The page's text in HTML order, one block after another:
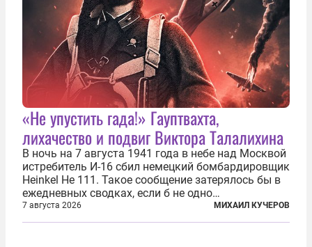
«Не упустить гада!» Гауптвахта,
лихачество и подвиг Виктора Талалихина
В ночь на 7 августа 1941 года в небе над Москвой
истребитель И-16 сбил немецкий бомбардировщик
Heinkel He 111. Такое сообщение затерялось бы в
ежедневных сводках, если б не одно
обстоятельство. Это был один из первых в
истории отечественной авиации ночных таранов.
7 августа 2026 МИХАИЛ КУЧЕРОВ